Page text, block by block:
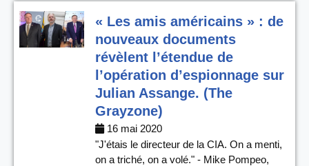
« Les amis américains » : de
nouveaux documents
révèlent l’étendue de
l’opération d’espionnage sur
Julian Assange. (The
Grayzone)
16 mai 2020
"J'étais le directeur de la CIA. On a menti,
on a triché, on a volé." - Mike Pompeo,